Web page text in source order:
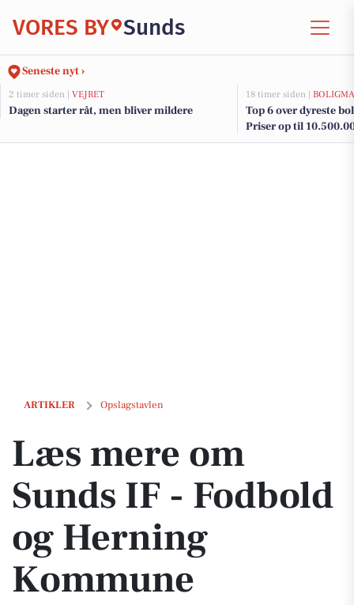
VORES BY Sunds
Seneste nyt ›
2 timer siden | VEJRET
Dagen starter råt, men bliver mildere
18 timer siden |
Top 6 over dyreste
Priser op til
ARTIKLER Opslagstavlen
Læs mere om Sunds IF - Fodbold og Herning Kommune
Læs mere om
Sunds IF - Fodbold
og Herning
Kommune